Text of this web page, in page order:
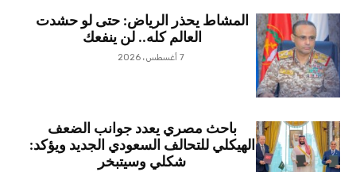
المشاط يحذر الرياض: حتى لو حشدت
العالم كله.. لن ينفعك
7 أغسطس، 2026
باحث مصري يعدد جوانب الضعف
الهيكلي للتحالف السعودي الجديد ويؤكد:
شكلي وسيتبخر